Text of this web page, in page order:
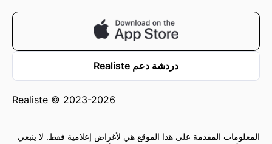
دردشة دعم Realiste
Realiste © 2023-2026
المعلومات المقدمة على هذا الموقع هي لأغراض إعلامية فقط. لا ينبغي